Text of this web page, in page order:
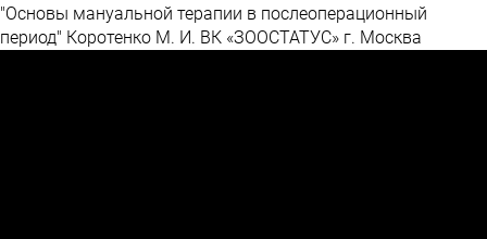
"Основы мануальной терапии в послеоперационный
период" Коротенко М. И. ВК «ЗООСТАТУС» г. Москва